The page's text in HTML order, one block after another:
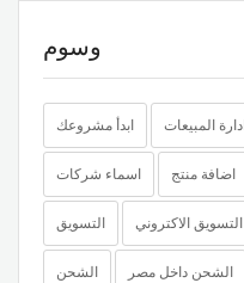
وسوم
ابدأ مشروعك ادارة المبيعات
اسماء شركات اضافة منتج
التسويق التسويق الاكتروني
الشحن الشحن داخل مصر